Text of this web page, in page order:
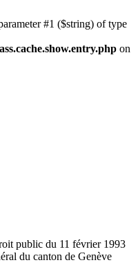
#1 ($string) of type
on
public du 11 février 1993
du canton de Genève